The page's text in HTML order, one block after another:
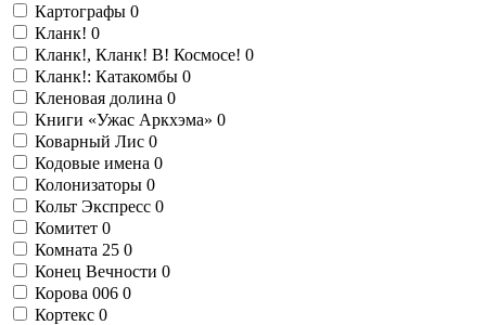
Картографы 0
Кланк! 0
Кланк!, Кланк! В! Космосе! 0
Кланк!: Катакомбы 0
Кленовая долина 0
Книги «Ужас Аркхэма» 0
Коварный Лис 0
Кодовые имена 0
Колонизаторы 0
Кольт Экспресс 0
Комитет 0
Комната 25 0
Конец Вечности 0
Корова 006 0
Кортекс 0